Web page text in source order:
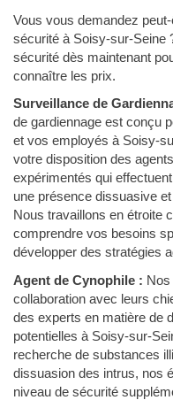
Vous vous demandez
sécurité à Soisy-sur-Seine
sécurité dès maintenant
connaître les prix.
Surveillance de
de gardiennage est conçu
et vos employés à Soisy-
votre disposition des
expérimentés qui
une présence dissuasive
Nous travaillons en étroite
comprendre vos besoins
développer des stratégies
Agent de Cynophile : Nos
collaboration avec leurs
des experts en matière de
potentielles à Soisy-sur-
recherche de substances
dissuasion des intrus, nos
niveau de sécurité